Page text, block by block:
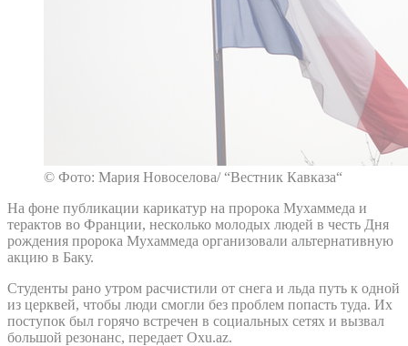
© Фото: Мария Новоселова/ “Вестник Кавказа“
На фоне публикации карикатур на пророка Мухаммеда и
терактов во Франции, несколько молодых людей в честь Дня
рождения пророка Мухаммеда организовали альтернативную
акцию в Баку.
Студенты рано утром расчистили от снега и льда путь к одной
из церквей, чтобы люди смогли без проблем попасть туда. Их
поступок был горячо встречен в социальных сетях и вызвал
большой резонанс, передает Oxu.az.